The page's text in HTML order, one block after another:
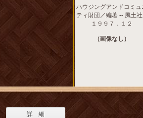
ハウジングアンドコミュ
ティ財団／編著 -- 風土
１９９７．１２
（画像なし）
詳 細